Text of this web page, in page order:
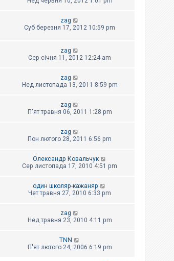
zag
Суб березня 17, 2012 10:59 pm
zag
Сер січня 11, 2012 12:24 am
zag
Нед листопада 13, 2011 8:59 pm
zag
П'ят травня 06, 2011 1:28 pm
zag
Пон лютого 28, 2011 6:56 pm
Олександр Ковальчук
Сер листопада 17, 2010 4:51 pm
один школяр-кажаняр
Чет травня 27, 2010 6:33 pm
zag
Нед травня 23, 2010 4:11 pm
TNN
П'ят лютого 24, 2006 6:19 pm